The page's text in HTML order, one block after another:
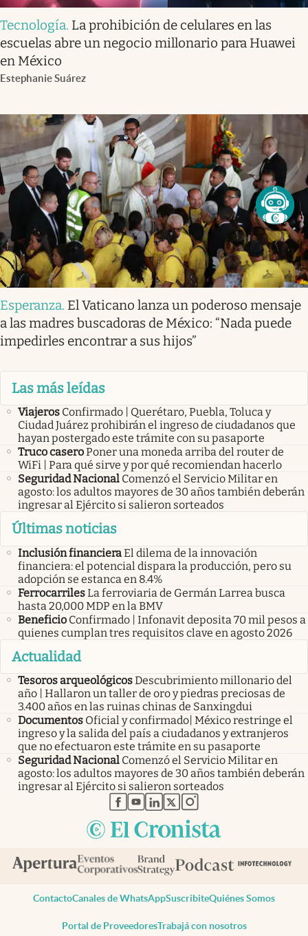
Tecnología. La prohibición de celulares en las
escuelas abre un negocio millonario para Huawei
en México
Estephanie Suárez
Esperanza. El Vaticano lanza un poderoso mensaje
a las madres buscadoras de México: “Nada puede
impedirles encontrar a sus hijos”
Las más leídas
Viajeros Confirmado | Querétaro, Puebla, Toluca y
Ciudad Juárez prohibirán el ingreso de ciudadanos que
hayan postergado este trámite con su pasaporte
Truco caseroPoner una moneda arriba del router de
WiFi | Para qué sirve y por qué recomiendan hacerlo
Seguridad Nacional Comenzó el Servicio Militar en
agosto: los adultos mayores de 30 años también deberán
ingresar al Ejército si salieron sorteados
Últimas noticias
Inclusión financieraEl dilema de la innovación
financiera: el potencial dispara la producción, pero su
adopción se estanca en 8.4%
FerrocarrilesLa ferroviaria de Germán Larrea busca
hasta 20,000 MDP en la BMV
Beneficio Confirmado | Infonavit deposita 70 mil pesos a
quienes cumplan tres requisitos clave en agosto 2026
Actualidad
Tesoros arqueológicosDescubrimiento millonario del
año | Hallaron un taller de oro y piedras preciosas de
3.400 años en las ruinas chinas de Sanxingdui
Documentos Oficial y confirmado| México restringe el
ingreso y la salida del país a ciudadanos y extranjeros
que no efectuaron este trámite en su pasaporte
Seguridad Nacional Comenzó el Servicio Militar en
agosto: los adultos mayores de 30 años también deberán
ingresar al Ejército si salieron sorteados
abre en nueva pestaña
abre en nueva pestaña
abre en nueva pestaña
abre en nueva pestaña
abre en nueva pestaña
ContactoCanales de WhatsAppSuscribiteQuiénes Somos
Portal de ProveedoresTrabajá con nosotros